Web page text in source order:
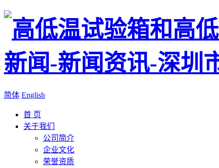
简体 English
首 页
关于我们
公司简介
企业文化
荣誉资质